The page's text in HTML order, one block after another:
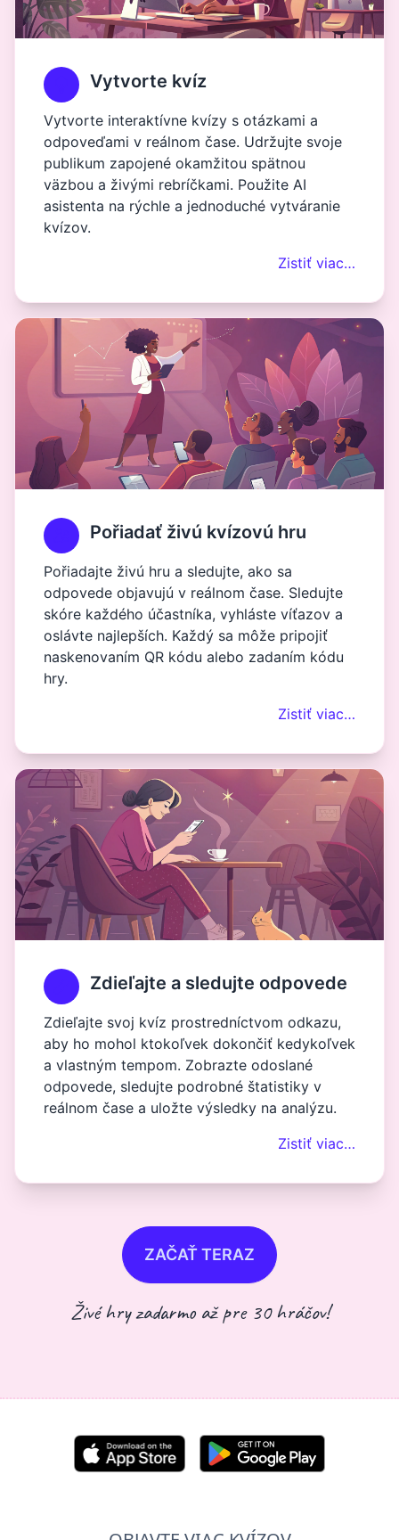
Vytvorte kvíz
Vytvorte interaktívne kvízy s otázkami a
odpoveďami v reálnom čase. Udržujte svoje
publikum zapojené okamžitou spätnou
väzbou a živými rebríčkami. Použite AI
asistenta na rýchle a jednoduché vytváranie
kvízov.
Zistiť viac…
Pořiadať živú kvízovú hru
Pořiadajte živú hru a sledujte, ako sa
odpovede objavujú v reálnom čase. Sledujte
skóre každého účastníka, vyhláste víťazov a
oslávte najlepších. Každý sa môže pripojiť
naskenovaním QR kódu alebo zadaním kódu
hry.
Zistiť viac…
Zdieľajte a sledujte odpovede
Zdieľajte svoj kvíz prostredníctvom odkazu,
aby ho mohol ktokoľvek dokončiť kedykoľvek
a vlastným tempom. Zobrazte odoslané
odpovede, sledujte podrobné štatistiky v
reálnom čase a uložte výsledky na analýzu.
Zistiť viac…
ZAČAŤ TERAZ
Živé hry zadarmo až pre 30 hráčov!